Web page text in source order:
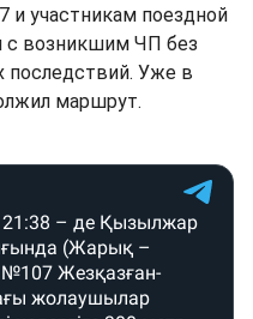
и участникам поездной
с возникшим ЧП без
последствий. Уже в
маршрут.